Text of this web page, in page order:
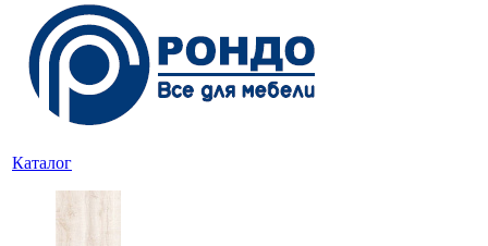
Каталог